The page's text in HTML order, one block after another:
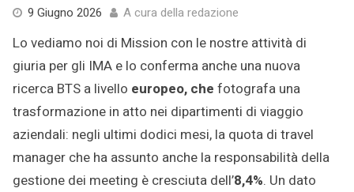
9 Giugno 2026
2026
A cura della redazione
Lo vediamo noi di Mission con le nostre attività di
giuria per gli IMA e lo conferma anche una nuova
ricerca BTS a livello europeo, che fotografa una
trasformazione in atto nei dipartimenti di viaggio
aziendali: negli ultimi dodici mesi, la quota di travel
manager che ha assunto anche la responsabilità della
gestione dei meeting è cresciuta dell’8,4%. Un dato